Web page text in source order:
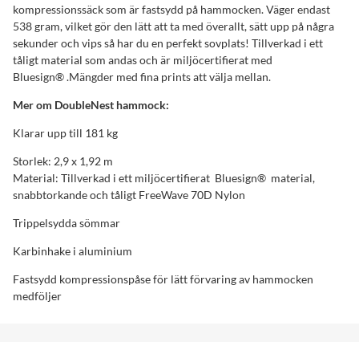
kompressionssäck som är fastsydd på hammocken. Väger endast
538 gram, vilket gör den lätt att ta med överallt, sätt upp på några
sekunder och vips så har du en perfekt sovplats! Tillverkad i ett
tåligt material som andas och är miljöcertifierat med
Bluesign® .Mängder med fina prints att välja mellan.
Mer om DoubleNest hammock:
Klarar upp till 181 kg
Storlek: 2,9 x 1,92 m
Material: Tillverkad i ett miljöcertifierat Bluesign® material,
snabbtorkande och tåligt FreeWave 70D Nylon
Trippelsydda sömmar
Karbinhake i aluminium
Fastsydd kompressionspåse för lätt förvaring av hammocken
medföljer